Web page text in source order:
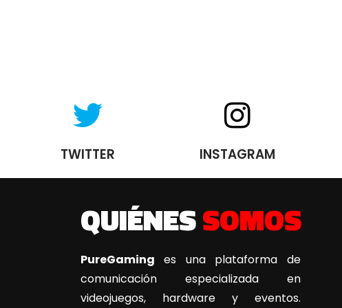
TWITTER INSTAGRAM
QUIÉNESSOMOS
PureGaming es una plataforma de
comunicación especializada en
videojuegos, hardware y eventos.